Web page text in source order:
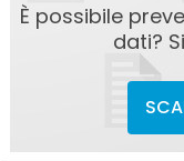
È possibile
dati?